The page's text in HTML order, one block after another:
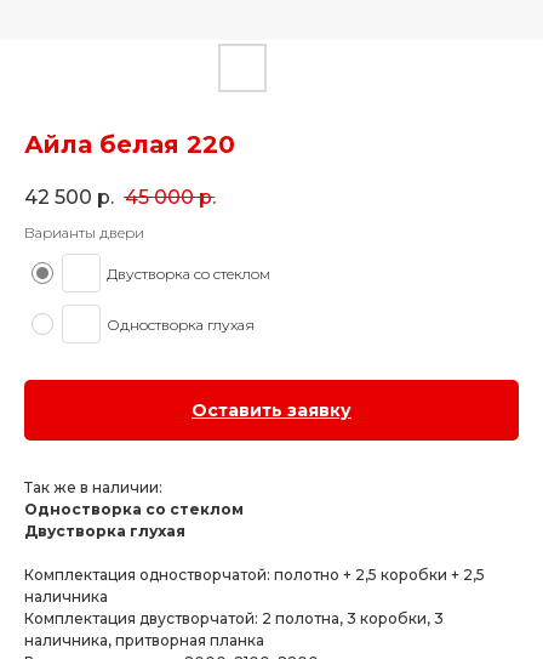
Айла белая 220
42 500 р. 45 000 р.
Варианты двери
Двустворка со стеклом
Одностворка глухая
Оставить заявку
Так же в наличии:
Одностворка со стеклом
Двустворка глухая
Комплектация одностворчатой: полотно + 2,5 коробки + 2,5
наличника
Комплектация двустворчатой: 2 полотна, 3 коробки, 3
наличника, притворная планка